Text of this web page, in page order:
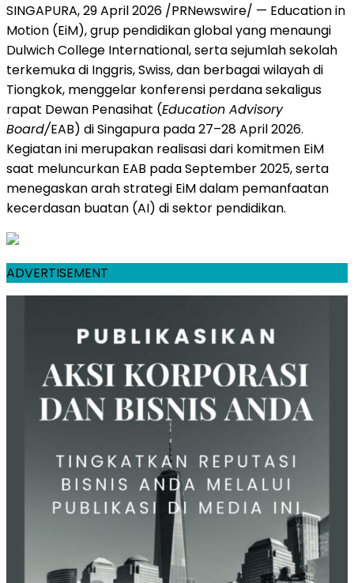
SINGAPURA, 29 April 2026 /PRNewswire/ — Education in
Motion (EiM), grup pendidikan global yang menaungi
Dulwich College International, serta sejumlah sekolah
terkemuka di Inggris, Swiss, dan berbagai wilayah di
Tiongkok, menggelar konferensi perdana sekaligus
rapat Dewan Penasihat (Education Advisory
Board/EAB) di Singapura pada 27–28 April 2026.
Kegiatan ini merupakan realisasi dari komitmen EiM
saat meluncurkan EAB pada September 2025, serta
menegaskan arah strategi EiM dalam pemanfaatan
kecerdasan buatan (AI) di sektor pendidikan.
ADVERTISEMENT